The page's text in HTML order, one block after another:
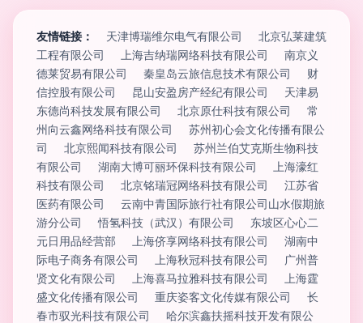
友情链接： 天津博瑞维尔电气有限公司
北京弘莱建筑
工程有限公司
上海吉纳瑞网络科技有限公司
南京义
德莱贸易有限公司
秦皇岛云旅信息技术有限公司
财
信控股有限公司
昆山安盈房产经纪有限公司
天津易
东德尚科技发展有限公司
北京原仕科技有限公司
常
州向云鑫网络科技有限公司
苏州初心会文化传播有限公
司
北京熙闻科技有限公司
苏州兰伯艾克斯生物科技
有限公司
湖南大博可丽环保科技有限公司
上海濠红
科技有限公司
北京铭瑞冠网络科技有限公司
江苏省
医药有限公司
云南中青国际旅行社有限公司山水假期旅
游分公司
悟氢科技（武汉）有限公司
东坡区心心二
元日用品经营部
上海侪享网络科技有限公司
湖南中
际电子商务有限公司
上海秋冠科技有限公司
广州普
贤文化有限公司
上海喜马拉雅科技有限公司
上海霆
盛文化传播有限公司
重庆姿客文化传媒有限公司
长
春市驭光科技有限公司
哈尔滨鑫扶摇科技开发有限公